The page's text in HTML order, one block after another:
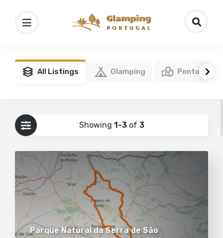
All Listings Glamping Pontos de
Showing 1-3of 3
Parque Natural da Serra de São